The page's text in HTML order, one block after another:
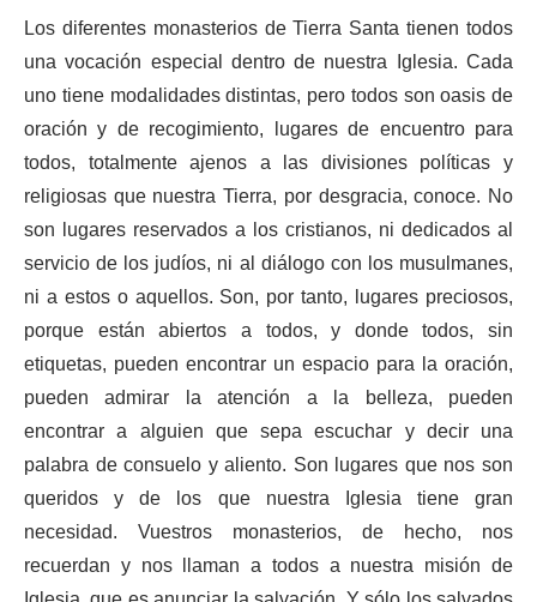
Los diferentes monasterios de Tierra Santa tienen todos
una vocación especial dentro de nuestra Iglesia. Cada
uno tiene modalidades distintas, pero todos son oasis de
oración y de recogimiento, lugares de encuentro para
todos, totalmente ajenos a las divisiones políticas y
religiosas que nuestra Tierra, por desgracia, conoce. No
son lugares reservados a los cristianos, ni dedicados al
servicio de los judíos, ni al diálogo con los musulmanes,
ni a estos o aquellos. Son, por tanto, lugares preciosos,
porque están abiertos a todos, y donde todos, sin
etiquetas, pueden encontrar un espacio para la oración,
pueden admirar la atención a la belleza, pueden
encontrar a alguien que sepa escuchar y decir una
palabra de consuelo y aliento. Son lugares que nos son
queridos y de los que nuestra Iglesia tiene gran
necesidad. Vuestros monasterios, de hecho, nos
recuerdan y nos llaman a todos a nuestra misión de